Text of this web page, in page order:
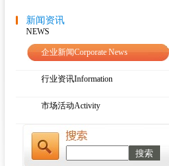
液体袋式过滤器系统的优点
橡胶真空带式过滤机的基本知识
我国过滤器行业前景看好
新闻资讯
NEWS
企业新闻Corporate News
行业资讯Information
市场活动Activity